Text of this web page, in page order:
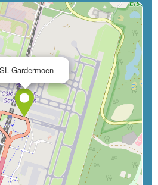
Gardermoen